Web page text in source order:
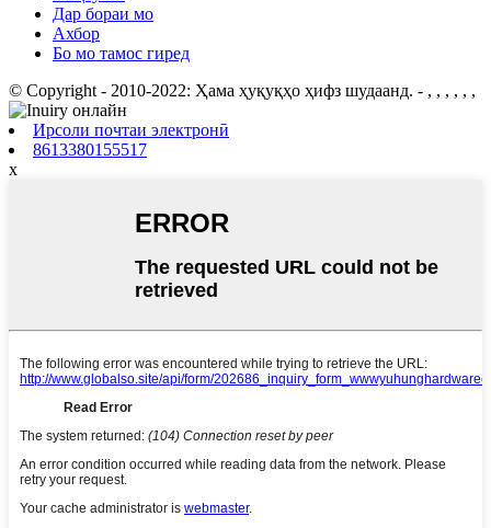
Дар бораи мо
Ахбор
Бо мо тамос гиред
© Copyright - 2010-2022: Ҳама ҳуқуқҳо ҳифз шудаанд. - , , , , , ,
Ирсоли почтаи электронӣ
8613380155517
x